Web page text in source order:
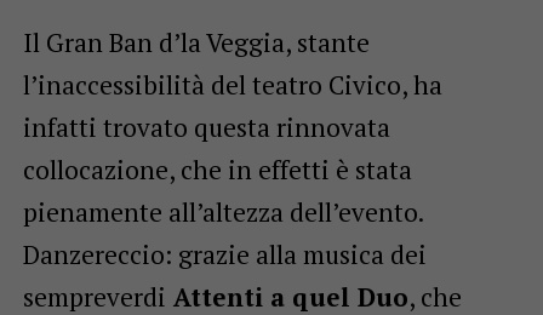
Il Gran Ban d’la Veggia, stante
l’inaccessibilità del teatro Civico, ha
infatti trovato questa rinnovata
collocazione, che in effetti è stata
pienamente all’altezza dell’evento.
Danzereccio: grazie alla musica dei
sempreverdi Attenti a quel Duo, che